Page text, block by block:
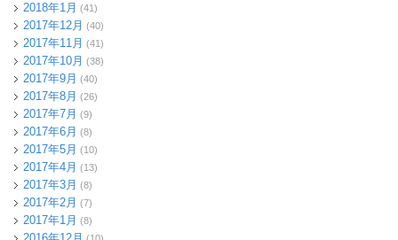
2018年1月 (41)
2017年12月 (40)
2017年11月 (41)
2017年10月 (38)
2017年9月 (40)
2017年8月 (26)
2017年7月 (9)
2017年6月 (8)
2017年5月 (10)
2017年4月 (13)
2017年3月 (8)
2017年2月 (7)
2017年1月 (8)
(10)